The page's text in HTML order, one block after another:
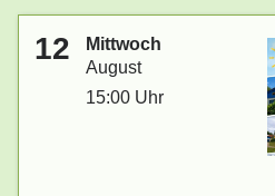
Talsperre Windischleuba-
Mittwoch
12
August
15:00 Uhr